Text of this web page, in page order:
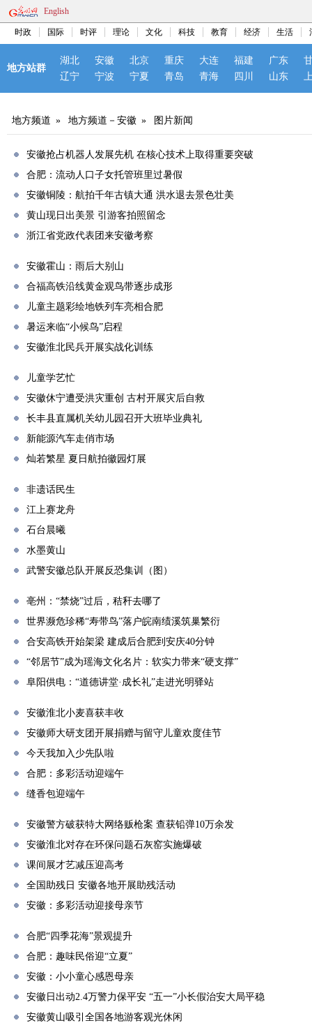
English
时政 国际 时评 理论 文化 科技 教育 经济 生活
地方站群
湖北 安徽 北京 重庆 大连 福建 广东
辽宁
宁波 宁夏 青岛 青海 四川 山东
地方频道 » 地方频道－安徽 » 图片新闻
安徽抢占机器人发展先机 在核心技术上取得重要突破
合肥：流动人口子女托管班里过暑假
安徽铜陵：航拍千年古镇大通 洪水退去景色壮美
黄山现日出美景 引游客拍照留念
浙江省党政代表团来安徽考察
安徽霍山：雨后大别山
合福高铁沿线黄金观鸟带逐步成形
儿童主题彩绘地铁列车亮相合肥
暑运来临“小候鸟”启程
安徽淮北民兵开展实战化训练
儿童学艺忙
安徽休宁遭受洪灾重创 古村开展灾后自救
长丰县直属机关幼儿园召开大班毕业典礼
新能源汽车走俏市场
灿若繁星 夏日航拍徽园灯展
非遗话民生
江上赛龙舟
石台晨曦
水墨黄山
武警安徽总队开展反恐集训（图）
亳州：“禁烧”过后，秸秆去哪了
世界濒危珍稀“寿带鸟”落户皖南绩溪筑巢繁衍
合安高铁开始架梁 建成后合肥到安庆40分钟
“邻居节”成为瑶海文化名片：软实力带来“硬支撑”
阜阳供电：“道德讲堂·成长礼”走进光明驿站
安徽淮北小麦喜获丰收
安徽师大研支团开展捐赠与留守儿童欢度佳节
今天我加入少先队啦
合肥：多彩活动迎端午
缝香包迎端午
安徽警方破获特大网络贩枪案 查获铅弹10万余发
安徽淮北对存在环保问题石灰窑实施爆破
课间展才艺减压迎高考
全国助残日 安徽各地开展助残活动
安徽：多彩活动迎接母亲节
合肥“四季花海”景观提升
合肥：趣味民俗迎“立夏”
安徽：小小童心感恩母亲
安徽日出动2.4万警力保平安 “五一”小长假治安大局平稳
安徽黄山吸引全国各地游客观光休闲